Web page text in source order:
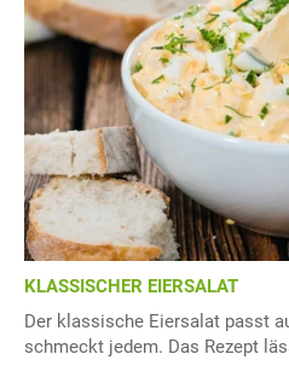
KLASSISCHER EIERSALAT
Der klassische Eiersalat passt
schmeckt jedem. Das Rezept